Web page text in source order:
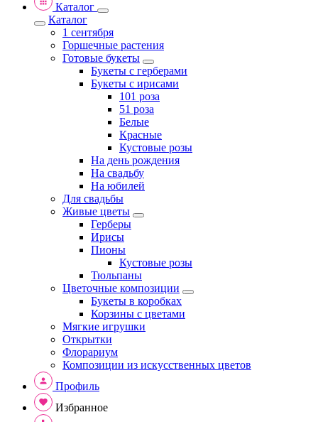
Каталог
Каталог
1 сентября
Горшечные растения
Готовые букеты
Букеты с герберами
Букеты с ирисами
101 роза
51 роза
Белые
Красные
Кустовые розы
На день рождения
На свадьбу
На юбилей
Для свадьбы
Живые цветы
Герберы
Ирисы
Пионы
Кустовые розы
Тюльпаны
Цветочные композиции
Букеты в коробках
Корзины с цветами
Мягкие игрушки
Открытки
Флорариум
Композиции из искусственных цветов
Профиль
Избранное